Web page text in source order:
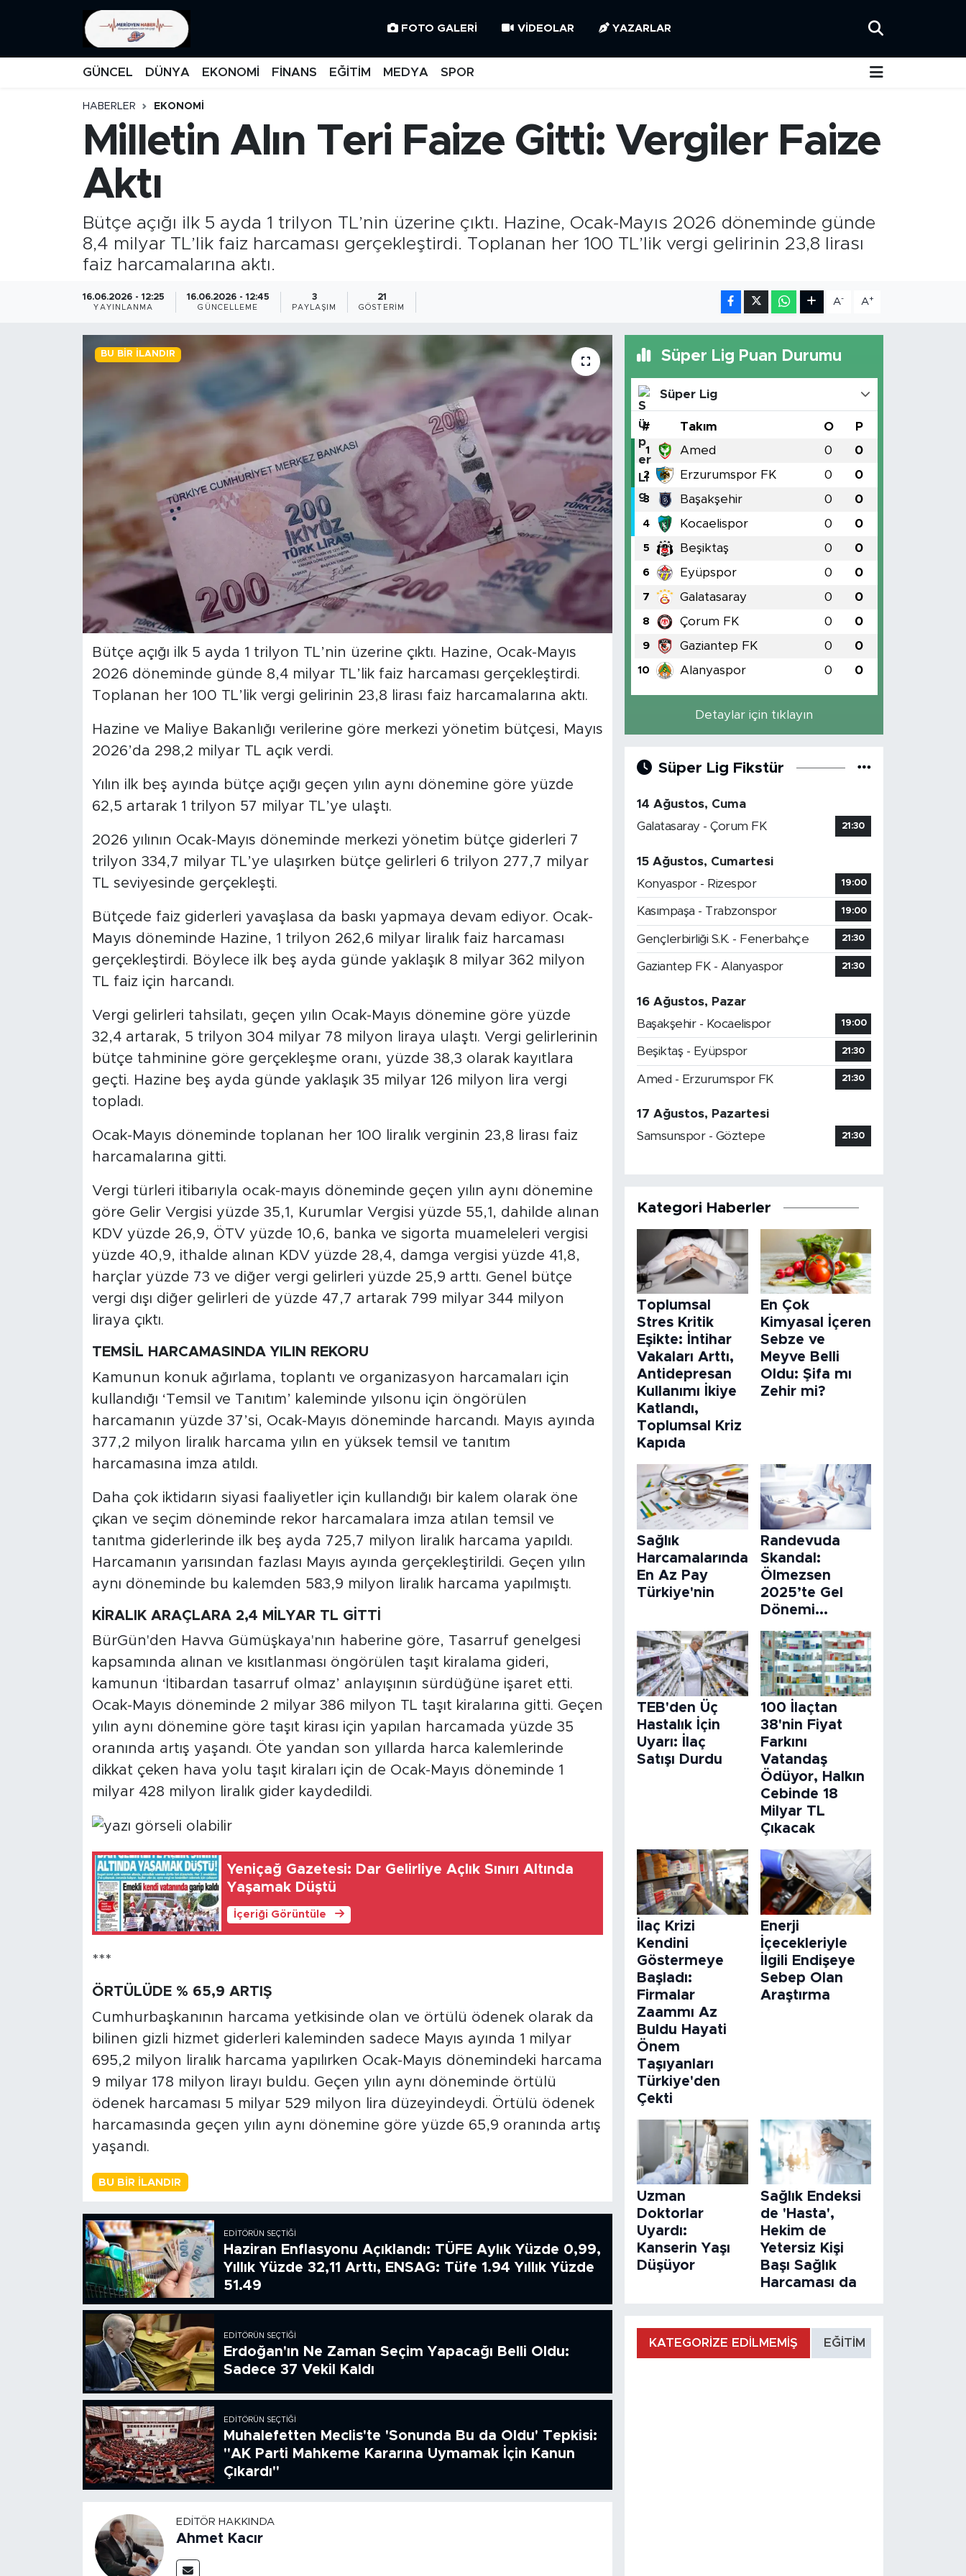
FOTO GALERI VIDEOLAR YAZARLAR
GÜNCEL DÜNYA EKONOMİ FİNANS EĞİTİM MEDYA SPOR
HABERLER EKONOMİ
Milletin Alın Teri Faize Gitti: Vergiler Faize
Aktı
Bütçe açığı ilk 5 ayda 1 trilyon TL’nin üzerine çıktı. Hazine, Ocak-Mayıs 2026 döneminde günde
8,4 milyar TL’lik faiz harcaması gerçekleştirdi. Toplanan her 100 TL’lik vergi gelirinin 23,8 lirası
faiz harcamalarına aktı.
16.06.2026 - 12:25
YAYINLANMA
16.06.2026 - 12:45
GÜNCELLEME
3
PAYLAŞIM
21
GÖSTERIM
A- A+
BU BIR İLANDIR
Bütçe açığı ilk 5 ayda 1 trilyon TL’nin üzerine çıktı. Hazine, Ocak-Mayıs
2026 döneminde günde 8,4 milyar TL’lik faiz harcaması gerçekleştirdi.
Toplanan her 100 TL’lik vergi gelirinin 23,8 lirası faiz harcamalarına aktı.
Hazine ve Maliye Bakanlığı verilerine göre merkezi yönetim bütçesi, Mayıs
2026’da 298,2 milyar TL açık verdi.
Yılın ilk beş ayında bütçe açığı geçen yılın aynı dönemine göre yüzde
62,5 artarak 1 trilyon 57 milyar TL’ye ulaştı.
2026 yılının Ocak-Mayıs döneminde merkezi yönetim bütçe giderleri 7
trilyon 334,7 milyar TL’ye ulaşırken bütçe gelirleri 6 trilyon 277,7 milyar
TL seviyesinde gerçekleşti.
Bütçede faiz giderleri yavaşlasa da baskı yapmaya devam ediyor. Ocak-
Mayıs döneminde Hazine, 1 trilyon 262,6 milyar liralık faiz harcaması
gerçekleştirdi. Böylece ilk beş ayda günde yaklaşık 8 milyar 362 milyon
TL faiz için harcandı.
Vergi gelirleri tahsilatı, geçen yılın Ocak-Mayıs dönemine göre yüzde
32,4 artarak, 5 trilyon 304 milyar 78 milyon liraya ulaştı. Vergi gelirlerinin
bütçe tahminine göre gerçekleşme oranı, yüzde 38,3 olarak kayıtlara
geçti. Hazine beş ayda günde yaklaşık 35 milyar 126 milyon lira vergi
topladı.
Ocak-Mayıs döneminde toplanan her 100 liralık verginin 23,8 lirası faiz
harcamalarına gitti.
Vergi türleri itibarıyla ocak-mayıs döneminde geçen yılın aynı dönemine
göre Gelir Vergisi yüzde 35,1, Kurumlar Vergisi yüzde 55,1, dahilde alınan
KDV yüzde 26,9, ÖTV yüzde 10,6, banka ve sigorta muameleleri vergisi
yüzde 40,9, ithalde alınan KDV yüzde 28,4, damga vergisi yüzde 41,8,
harçlar yüzde 73 ve diğer vergi gelirleri yüzde 25,9 arttı. Genel bütçe
vergi dışı diğer gelirleri de yüzde 47,7 artarak 799 milyar 344 milyon
liraya çıktı.
TEMSİL HARCAMASINDA YILIN REKORU
Kamunun konuk ağırlama, toplantı ve organizasyon harcamaları için
kullandığı ‘Temsil ve Tanıtım’ kaleminde yılsonu için öngörülen
harcamanın yüzde 37’si, Ocak-Mayıs döneminde harcandı. Mayıs ayında
377,2 milyon liralık harcama yılın en yüksek temsil ve tanıtım
harcamasına imza atıldı.
Daha çok iktidarın siyasi faaliyetler için kullandığı bir kalem olarak öne
çıkan ve seçim döneminde rekor harcamalara imza atılan temsil ve
tanıtma giderlerinde ilk beş ayda 725,7 milyon liralık harcama yapıldı.
Harcamanın yarısından fazlası Mayıs ayında gerçekleştirildi. Geçen yılın
aynı döneminde bu kalemden 583,9 milyon liralık harcama yapılmıştı.
KİRALIK ARAÇLARA 2,4 MİLYAR TL GİTTİ
BürGün'den Havva Gümüşkaya'nın haberine göre, Tasarruf genelgesi
kapsamında alınan ve kısıtlanması öngörülen taşıt kiralama gideri,
kamunun ‘İtibardan tasarruf olmaz’ anlayışının sürdüğüne işaret etti.
Ocak-Mayıs döneminde 2 milyar 386 milyon TL taşıt kiralarına gitti. Geçen
yılın aynı dönemine göre taşıt kirası için yapılan harcamada yüzde 35
oranında artış yaşandı. Öte yandan son yıllarda harca kalemlerinde
dikkat çeken hava yolu taşıt kiraları için de Ocak-Mayıs döneminde 1
milyar 428 milyon liralık gider kaydedildi.
Yeniçağ Gazetesi: Dar Gelirliye Açlık Sınırı Altında
Yaşamak Düştü
İçeriği Görüntüle
***
ÖRTÜLÜDE % 65,9 ARTIŞ
Cumhurbaşkanının harcama yetkisinde olan ve örtülü ödenek olarak da
bilinen gizli hizmet giderleri kaleminden sadece Mayıs ayında 1 milyar
695,2 milyon liralık harcama yapılırken Ocak-Mayıs dönemindeki harcama
9 milyar 178 milyon lirayı buldu. Geçen yılın aynı döneminde örtülü
ödenek harcaması 5 milyar 529 milyon lira düzeyindeydi. Örtülü ödenek
harcamasında geçen yılın aynı dönemine göre yüzde 65,9 oranında artış
yaşandı.
BU BIR İLANDIR
EDITÖRÜN SEÇTIĞI
Haziran Enflasyonu Açıklandı: TÜFE Aylık Yüzde 0,99,
Yıllık Yüzde 32,11 Arttı, ENSAG: Tüfe 1.94 Yıllık Yüzde
51.49
EDITÖRÜN SEÇTIĞI
Erdoğan'ın Ne Zaman Seçim Yapacağı Belli Oldu:
Sadece 37 Vekil Kaldı
EDITÖRÜN SEÇTIĞI
Muhalefetten Meclis'te 'Sonunda Bu da Oldu' Tepkisi:
"AK Parti Mahkeme Kararına Uymamak İçin Kanun
Çıkardı"
EDITÖR HAKKINDA
Ahmet Kacır
Süper Lig Puan Durumu
Süper Lig
# Takım O P
1 Amed 0 0
2 Erzurumspor FK 0 0
3 Başakşehir 0 0
4 Kocaelispor 0 0
5 Beşiktaş 0 0
6 Eyüpspor 0 0
7 Galatasaray 0 0
8 Çorum FK 0 0
9 Gaziantep FK 0 0
10 Alanyaspor 0 0
Detaylar için tıklayın
Süper Lig Fikstür
14 Ağustos, Cuma
Galatasaray - Çorum FK
21:30
15 Ağustos, Cumartesi
Konyaspor - Rizespor
19:00
Kasımpaşa - Trabzonspor 19:00
Gençlerbirliği S.K. - Fenerbahçe 21:30
Gaziantep FK - Alanyaspor 21:30
16 Ağustos, Pazar
Başakşehir - Kocaelispor
19:00
Beşiktaş - Eyüpspor 21:30
Amed - Erzurumspor FK 21:30
17 Ağustos, Pazartesi
Samsunspor - Göztepe
21:30
Kategori Haberler
Toplumsal
Stres Kritik
Eşikte: İntihar
Vakaları Arttı,
Antidepresan
Kullanımı İkiye
Katlandı,
Toplumsal Kriz
Kapıda
En Çok
Kimyasal İçeren
Sebze ve
Meyve Belli
Oldu: Şifa mı
Zehir mi?
Sağlık
Harcamalarında
En Az Pay
Türkiye'nin
Randevuda
Skandal:
Ölmezsen
2025’te Gel
Dönemi...
TEB'den Üç
Hastalık İçin
Uyarı: İlaç
Satışı Durdu
100 İlaçtan
38'nin Fiyat
Farkını
Vatandaş
Ödüyor, Halkın
Cebinde 18
Milyar TL
Çıkacak
İlaç Krizi
Kendini
Göstermeye
Başladı:
Firmalar
Zaammı Az
Buldu Hayati
Önem
Taşıyanları
Türkiye'den
Çekti
Enerji
İçecekleriyle
İlgili Endişeye
Sebep Olan
Araştırma
Uzman
Doktorlar
Uyardı:
Kanserin Yaşı
Düşüyor
Sağlık Endeksi
de 'Hasta',
Hekim de
Yetersiz Kişi
Başı Sağlık
Harcaması da
KATEGORİZE EDİLMEMİŞ EĞİTİM
MANŞET
FİNANS
DÜNYA
GÜNCEL
KARİKATÜR
BİLİM-TEKNOLOJİ
NOSTALJİ
TARİHTEN GÜNÜMÜZE
SİYASET
MEDYA KÖŞESİ
FOTO GALERİ
VİDEOLAR
ALINTI YAZARLAR
İstanbul Namaz Vakitleri
Süper Lig Puan Durumu ve Fikstür
Tüm Manşetler
Son Dakika Haberleri
Haber Arşivi